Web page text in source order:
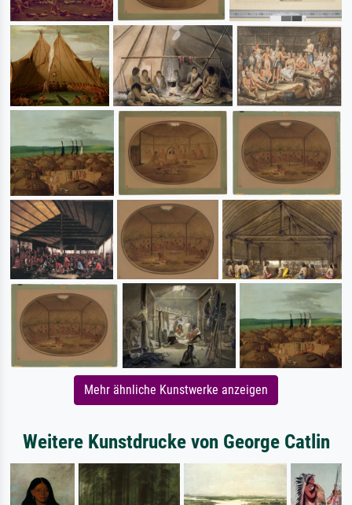
Mehr ähnliche Kunstwerke anzeigen
Weitere Kunstdrucke von George Catlin